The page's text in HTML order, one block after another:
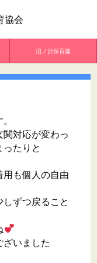
協会
沼ノ沢保育園
対応が変わっ
たりと
も個人の自由
ずつ戻ること
いました